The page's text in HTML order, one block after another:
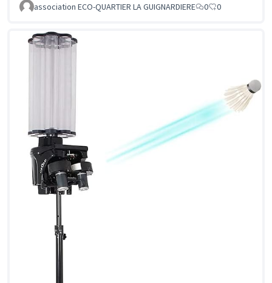
association ECO-QUARTIER LA GUIGNARDIERE 0 0